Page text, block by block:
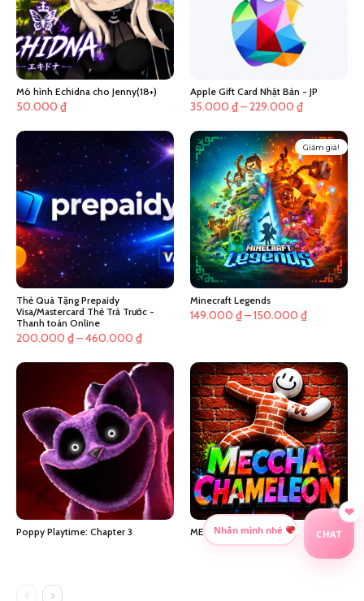
Mô hình Echidna cho Jenny(18+)
50.000 ₫
Apple Gift Card Nhật Bản - JP
35.000 ₫–229.000 ₫Khoảng
từ
35.000 ₫
đến
229.000 ₫
Thẻ Quà Tặng Prepaidy
Visa/Mastercard Thẻ Trả Trước -
Thanh toán Online
200.000 ₫–460.000 ₫Khoảng
200.000 ₫
đến
460.000 ₫
Giảm giá!
Minecraft Legends
149.000 ₫–150.000 ₫Khoảng
149.000 ₫
đến
150.000 ₫
Poppy Playtime: Chapter 3 MECCHA CHAMELEON! CHAT
*
Nhắn mình nhé